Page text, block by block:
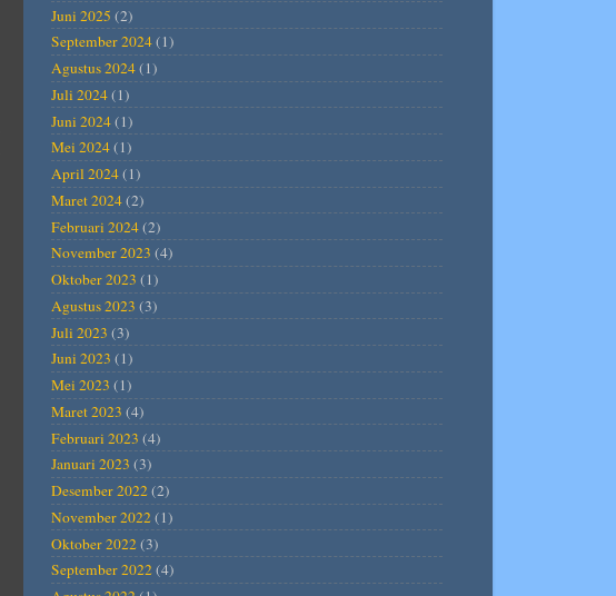
Juni 2025 (2)
September 2024(1)
Agustus 2024(1)
Juli 2024(1)
Juni 2024(1)
Mei 2024(1)
April 2024(1)
Maret 2024(2)
Februari 2024(2)
November 2023 (4)
Oktober 2023 (1)
Agustus 2023 (3)
Juli 2023 (3)
Juni 2023 (1)
Mei 2023 (1)
Maret 2023 (4)
Februari 2023 (4)
Januari 2023 (3)
Desember 2022(2)
November 2022(1)
Oktober 2022(3)
September 2022(4)